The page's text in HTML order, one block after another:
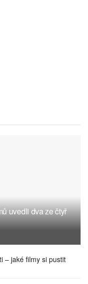
uvedli dva ze čtyř
– jaké filmy si pustit